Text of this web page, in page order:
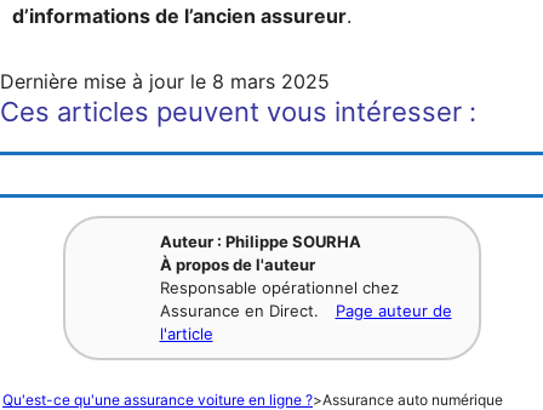
d’informations de l’ancien assureur.
Dernière mise à jour le 8 mars 2025
Ces articles peuvent vous intéresser :
Auteur : Philippe SOURHA
À propos de l'auteur
Responsable opérationnel chez
Assurance en Direct.
Page auteur de
l'article
Qu'est-ce qu'une assurance voiture en ligne ?>Assurance auto numérique